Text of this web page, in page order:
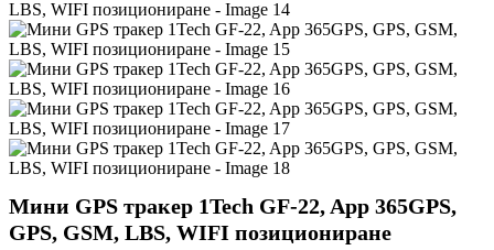
Мини GPS тракер 1Tech GF-22, App 365GPS,
GPS, GSM, LBS, WIFI позициониране